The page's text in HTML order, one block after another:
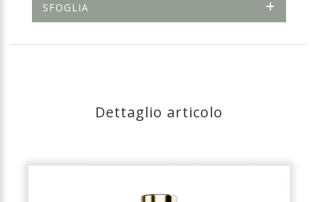
SFOGLIA
Dettaglio articolo